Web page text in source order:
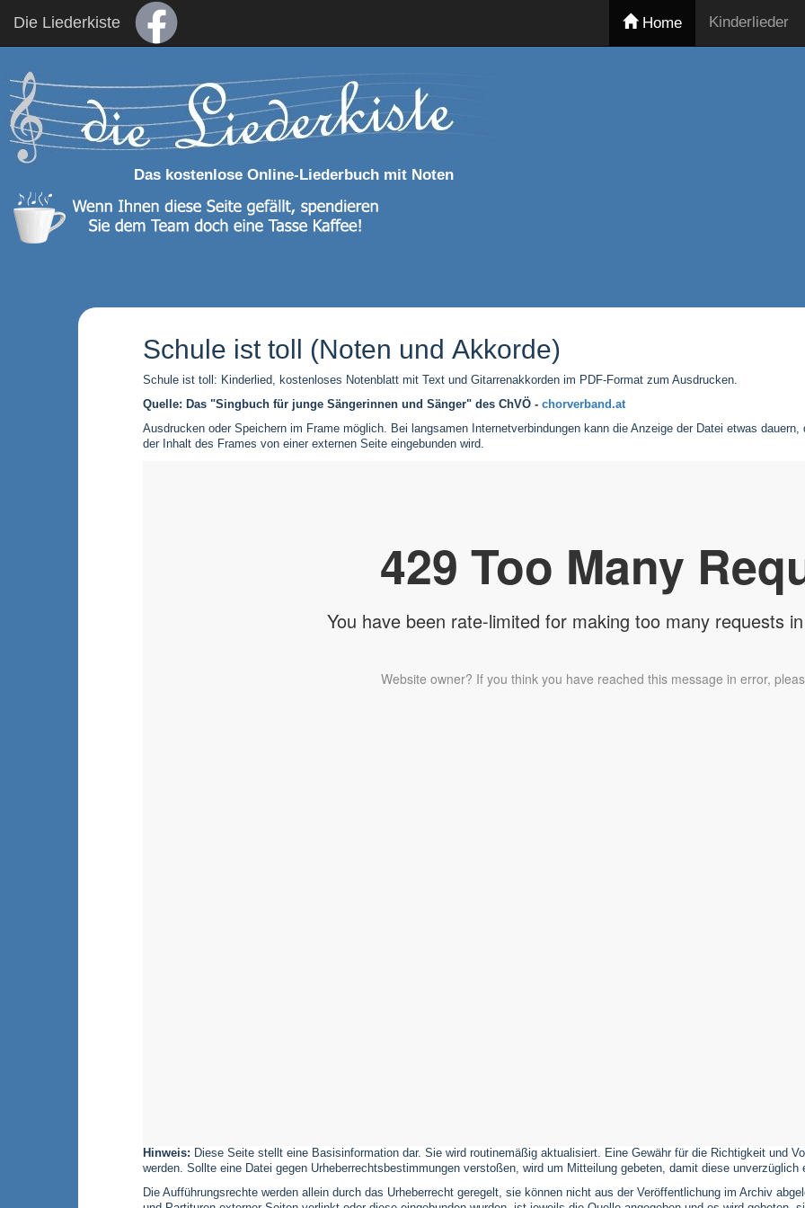
Die Liederkiste Home Kinderlieder
Das kostenlose Online-Liederbuch mit Noten
Schule ist toll (Noten und Akkorde)
Schule ist toll: Kinderlied, kostenloses Notenblatt mit Text und Gitarrenakkorden im PDF-Format zum Ausdrucken.
Quelle: Das "Singbuch für junge Sängerinnen und Sänger" des ChVÖ - chorverband.at
Ausdrucken oder Speichern im Frame möglich. Bei langsamen Internetverbindungen kann die Anzeige der Datei etwas dauern,
der Inhalt des Frames von einer externen Seite eingebunden wird.
Hinweis: Diese Seite stellt eine Basisinformation dar. Sie wird routinemäßig aktualisiert. Eine Gewähr für die Richtigkeit und
werden. Sollte eine Datei gegen Urheberrechtsbestimmungen verstoßen, wird um Mitteilung gebeten, damit diese unverzüglich
Die Aufführungsrechte werden allein durch das Urheberrecht geregelt, sie können nicht aus der Veröffentlichung im Archiv